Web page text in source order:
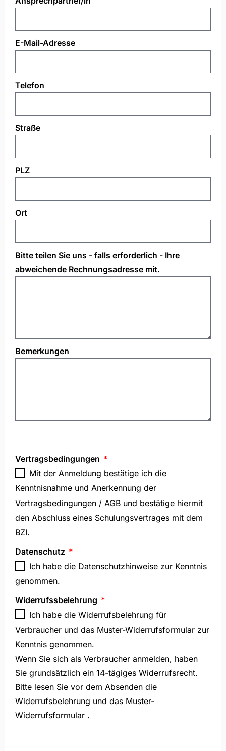
E-Mail-Adresse
Telefon
Straße
PLZ
Ort
Bitte teilen Sie uns - falls erforderlich - Ihre
abweichende Rechnungsadresse mit.
Bemerkungen
Vertragsbedingungen
Mit der Anmeldung bestätige ich die
Kenntnisnahme und Anerkennung der
Vertragsbedingungen / AGB und bestätige hiermit
den Abschluss eines Schulungsvertrages mit dem
BZI.
Datenschutz
Ich habe die Datenschutzhinweise zur Kenntnis
genommen.
Widerrufssbelehrung
Ich habe die Widerrufsbelehrung für
Verbraucher und das Muster-Widerrufsformular zur
Kenntnis genommen.
Wenn Sie sich als Verbraucher anmelden, haben
Sie grundsätzlich ein 14-tägiges Widerrufsrecht.
Bitte lesen Sie vor dem Absenden die
Widerrufsbelehrung und das Muster-
Widerrufsformular .